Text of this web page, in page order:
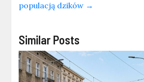
populacją dzików →
Similar Posts